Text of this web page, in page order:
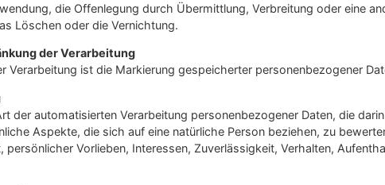
die Offenlegung durch Übermittlung, Verbreitung oder eine
Löschen oder die Vernichtung.
der Verarbeitung
Verarbeitung ist die Markierung gespeicherter personenbezogener
der automatisierten Verarbeitung personenbezogener Daten, die
Aspekte, die sich auf eine natürliche Person beziehen, zu
persönlicher Vorlieben, Interessen, Zuverlässigkeit, Verhalten,